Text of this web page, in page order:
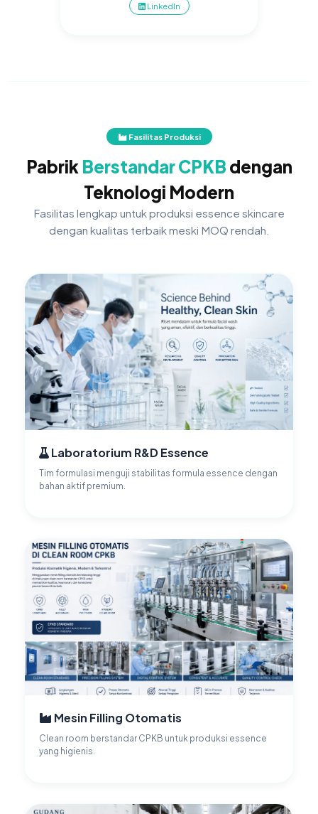
LinkedIn
Fasilitas Produksi
Pabrik Berstandar CPKB dengan
Teknologi Modern
Fasilitas lengkap untuk produksi essence skincare
dengan kualitas terbaik meski MOQ rendah.
Laboratorium R&D Essence
Tim formulasi menguji stabilitas formula essence dengan
bahan aktif premium.
Mesin Filling Otomatis
Clean room berstandar CPKB untuk produksi essence
yang higienis.